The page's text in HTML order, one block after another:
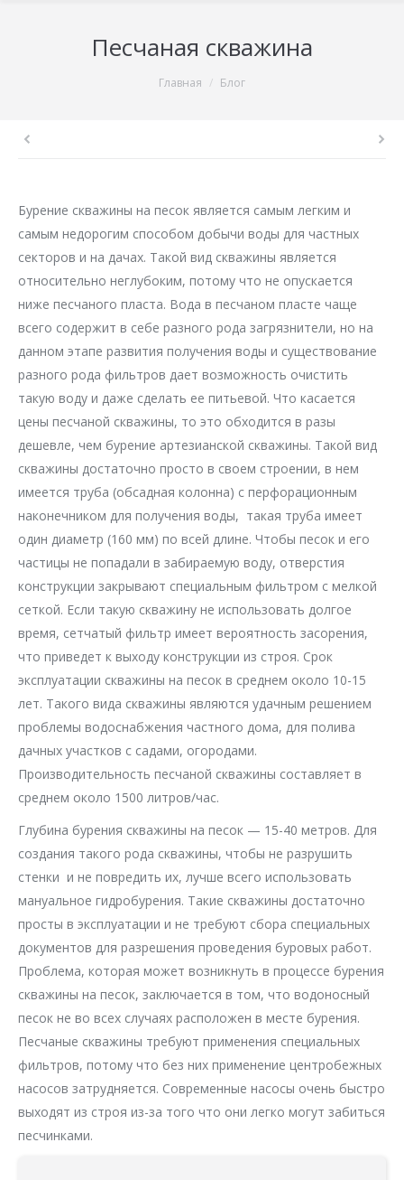
Песчаная скважина
Главная Блог
Бурение скважины на песок является самым легким и
самым недорогим способом добычи воды для частных
секторов и на дачах. Такой вид скважины является
относительно неглубоким, потому что не опускается
ниже песчаного пласта. Вода в песчаном пласте чаще
всего содержит в себе разного рода загрязнители, но на
данном этапе развития получения воды и существование
разного рода фильтров дает возможность очистить
такую воду и даже сделать ее питьевой. Что касается
цены песчаной скважины, то это обходится в разы
дешевле, чем бурение артезианской скважины. Такой вид
скважины достаточно просто в своем строении, в нем
имеется труба (обсадная колонна) с перфорационным
наконечником для получения воды, такая труба имеет
один диаметр (160 мм) по всей длине. Чтобы песок и его
частицы не попадали в забираемую воду, отверстия
конструкции закрывают специальным фильтром с мелкой
сеткой. Если такую скважину не использовать долгое
время, сетчатый фильтр имеет вероятность засорения,
что приведет к выходу конструкции из строя. Срок
эксплуатации скважины на песок в среднем около 10-15
лет. Такого вида скважины являются удачным решением
проблемы водоснабжения частного дома, для полива
дачных участков с садами, огородами.
Производительность песчаной скважины составляет в
среднем около 1500 литров/час.
Глубина бурения скважины на песок — 15-40 метров. Для
создания такого рода скважины, чтобы не разрушить
стенки и не повредить их, лучше всего использовать
мануальное гидробурения. Такие скважины достаточно
просты в эксплуатации и не требуют сбора специальных
документов для разрешения проведения буровых работ.
Проблема, которая может возникнуть в процессе бурения
скважины на песок, заключается в том, что водоносный
песок не во всех случаях расположен в месте бурения.
Песчаные скважины требуют применения специальных
фильтров, потому что без них применение центробежных
насосов затрудняется. Современные насосы очень быстро
выходят из строя из-за того что они легко могут забиться
песчинками.